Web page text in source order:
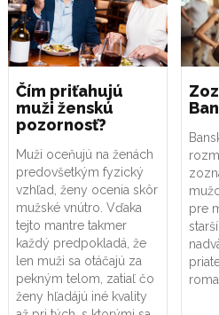
Čím priťahujú
muži ženskú
pozornosť?
Muži oceňujú na ženách
predovšetkým fyzický
vzhľad, ženy ocenia skôr
mužské vnútro. Vďaka
tejto mantre takmer
každý predpokladá, že
len muži sa otáčajú za
pekným telom, zatiaľ čo
ženy hľadájú iné kvality
pre